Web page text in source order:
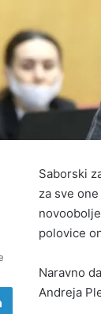
Saborski
za sve
polovice
Naravno
Andreja
LinkedIn